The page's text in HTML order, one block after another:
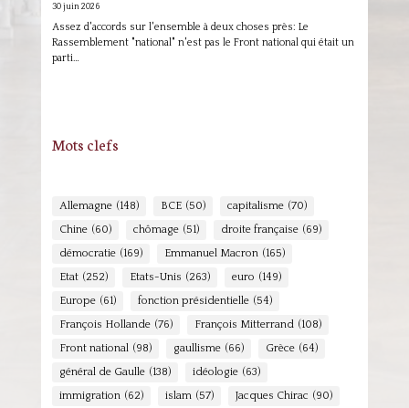
30 juin 2026
Assez d'accords sur l'ensemble à deux choses près: Le
Rassemblement "national" n'est pas le Front national qui était un
parti…
Mots clefs
Allemagne (148) BCE (50) capitalisme (70)
Chine (60) chômage (51) droite française (69)
démocratie (169) Emmanuel Macron (165)
Etat (252) Etats-Unis (263) euro (149)
Europe (61) fonction présidentielle (54)
François Hollande (76) François Mitterrand (108)
Front national (98) gaullisme (66) Grèce (64)
général de Gaulle (138) idéologie (63)
immigration (62) islam (57) Jacques Chirac (90)